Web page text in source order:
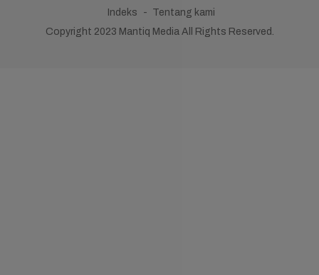
Indeks
Tentang kami
Copyright 2023 Mantiq Media All Rights Reserved.